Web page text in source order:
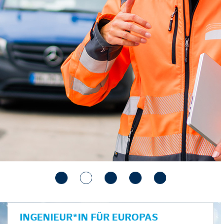
INGENIEUR*IN FÜR EUROPAS